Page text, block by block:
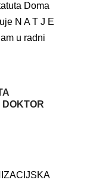
Doma
N A T J E
u radni